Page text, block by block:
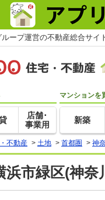
ループ運営の不動産総合サイ
店舗･
事業用
マンションを
新築
不動産 > 土地 > 首都圏 > 神
浜市緑区(神奈